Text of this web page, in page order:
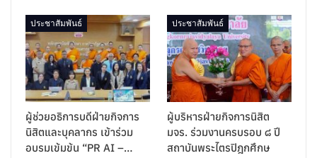
ประชาสัมพันธ์
ผู้ช่วยอธิการบดีฝ่ายกิจการ
นิสิตและบุคลากร เข้าร่วม
อบรมเข้มข้น “PR AI –…
ประชาสัมพันธ์
ผู้บริหารฝ่ายกิจการนิสิต
มจร. ร่วมงานครบรอบ ๘ ปี
สถาบันพระไตรปิฎกศึกษ